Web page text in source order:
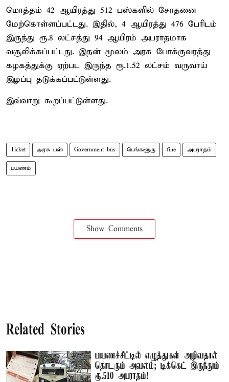
மொத்தம் 42 ஆயிரத்து 512 பஸ்களில் சோதனை
மேற்கொள்ளப்பட்டது. இதில், 4 ஆயிரத்து 476 பேரிடம்
இருந்து ரூ.8 லட்சத்து 94 ஆயிரம் அபராதமாக
வசூலிக்கப்பட்டது. இதன் மூலம் அரசு போக்குவரத்து
கழகத்துக்கு ஏற்பட இருந்த ரூ.1.52 லட்சம் வருவாய்
இழப்பு தடுக்கப்பட்டுள்ளது.
இவ்வாறு கூறப்பட்டுள்ளது.
Ticket அரசு பஸ் Government bus பெங்களூரு fine அபராதம்
பயணம்
Show Comments
Related Stories
பயணச்சீட்டில் எழுத்துகள் அழிவதால்
தொடரும் அவலம்; டிக்கெட் இருந்தும்
ரூ.510 அபராதம்!